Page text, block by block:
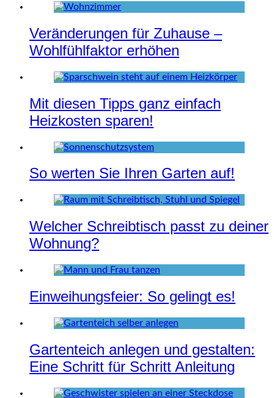
Veränderungen für Zuhause –
Wohlfühlfaktor erhöhen
Mit diesen Tipps ganz einfach
Heizkosten sparen!
So werten Sie Ihren Garten auf!
Welcher Schreibtisch passt zu deiner
Wohnung?
Einweihungsfeier: So gelingt es!
Gartenteich anlegen und gestalten:
Eine Schritt für Schritt Anleitung